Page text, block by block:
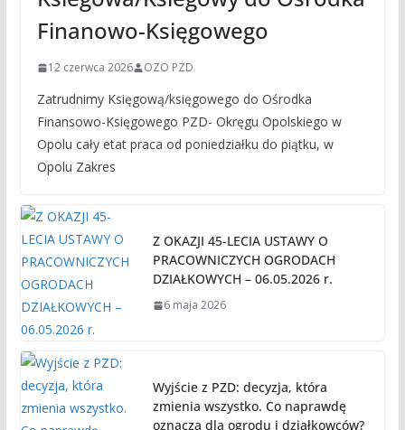
Finanowo-Księgowego
12 czerwca 2026 OZO PZD
Zatrudnimy Księgową/księgowego do Ośrodka
Finansowo-Księgowego PZD- Okręgu Opolskiego w
Opolu cały etat praca od poniedziałku do piątku, w
Opolu Zakres
Z OKAZJI 45-LECIA USTAWY O
PRACOWNICZYCH OGRODACH
DZIAŁKOWYCH – 06.05.2026 r.
6 maja 2026
Wyjście z PZD: decyzja, która
zmienia wszystko. Co naprawdę
oznacza dla ogrodu i działkowców?